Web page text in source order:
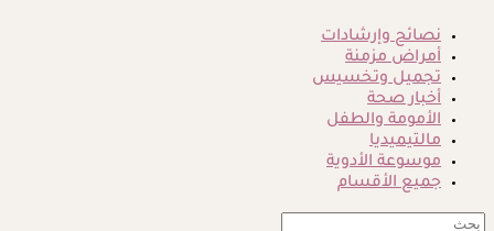
نصائح وإرشادات
أمراض مزمنة
تجميل وتخسيس
أخبار صحة
الأمومة والطفل
مالتيميديا
موسوعة الأدوية
جميع الأقسام